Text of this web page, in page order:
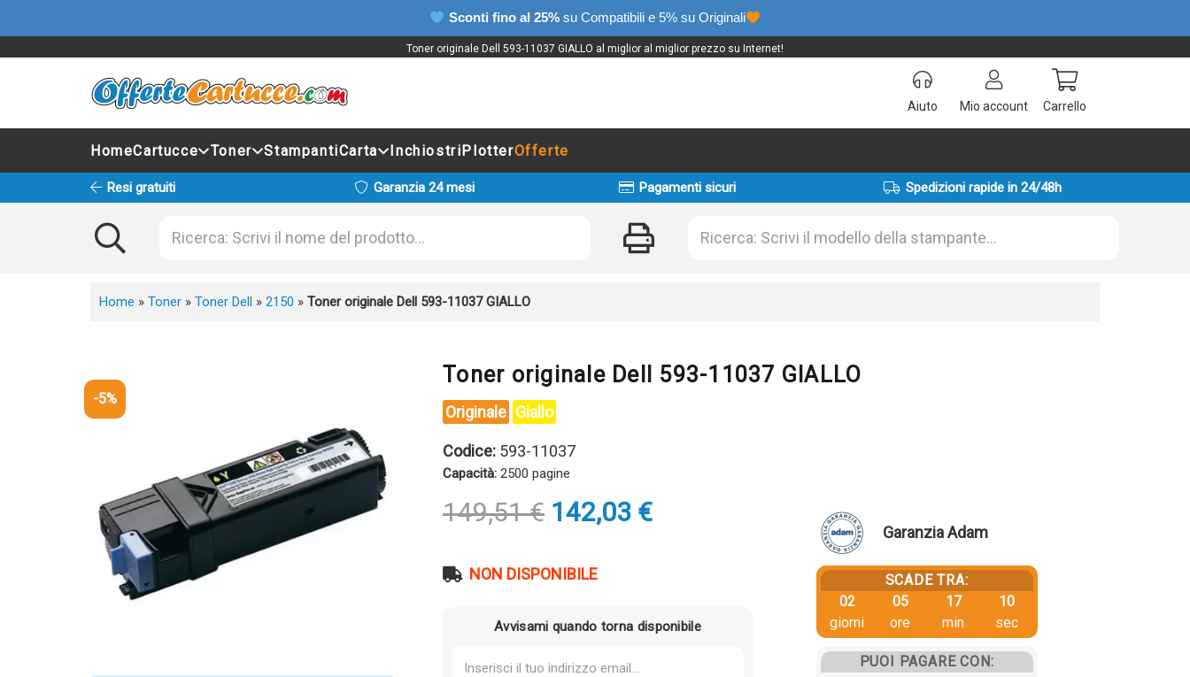
Sconti fino al 25% su Compatibili e 5% su Originali
Toner originale Dell 593-11037 GIALLO al miglior al miglior prezzo su Internet!
Aiuto Mio account Carrello
HomeCartucce Toner StampantiCarta InchiostriPlotterOfferte
Resi gratuiti Garanzia 24 mesi Pagamenti sicuri Spedizioni rapide in 24/48h
Home » Toner » Toner Dell » 2150 » Toner originale Dell 593-11037 GIALLO
-5%
Toner originale Dell 593-11037 GIALLO
Originale Giallo
Codice: 593-11037
Capacità: 2500 pagine
149,51€ Il
prezzo
era:
142,03 €Il
NON DISPONIBILE
Avvisami quando torna disponibile
Garanzia Adam
SCADE TRA:
02
giorni
05
ore
17
min
09
sec
PUOI PAGARE CON: